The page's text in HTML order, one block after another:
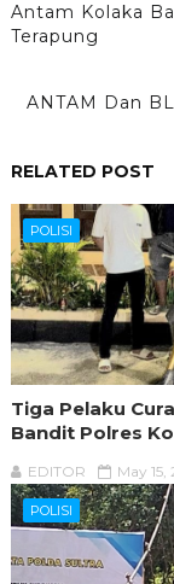
Antam Kolaka
Terapung
ANTAM Dan
RELATED POST
POLISI
Tiga Pelaku
Bandit Polres
EDITOR May 15,
POLISI